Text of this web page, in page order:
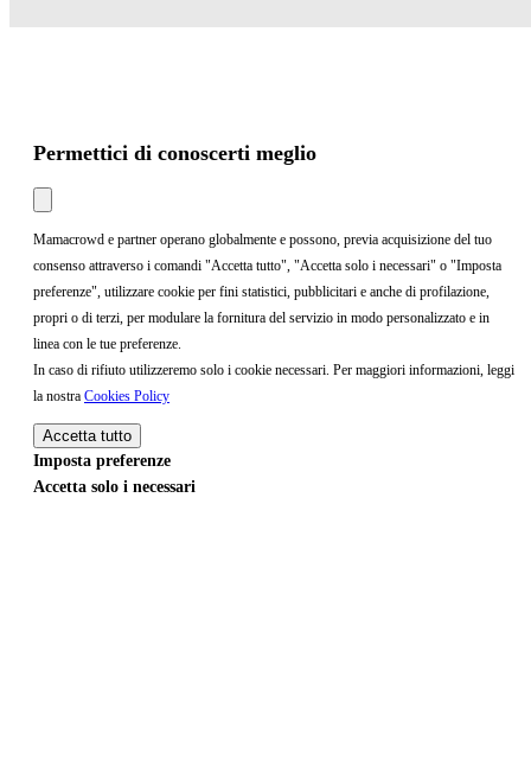
Permettici di conoscerti meglio
Mamacrowd e partner operano globalmente e possono, previa acquisizione del tuo
consenso attraverso i comandi "Accetta tutto", "Accetta solo i necessari" o "Imposta
preferenze", utilizzare cookie per fini statistici, pubblicitari e anche di profilazione,
propri o di terzi, per modulare la fornitura del servizio in modo personalizzato e in
linea con le tue preferenze.
In caso di rifiuto utilizzeremo solo i cookie necessari. Per maggiori informazioni, leggi
la nostra Cookies Policy
Accetta tutto
Imposta preferenze
Accetta solo i necessari